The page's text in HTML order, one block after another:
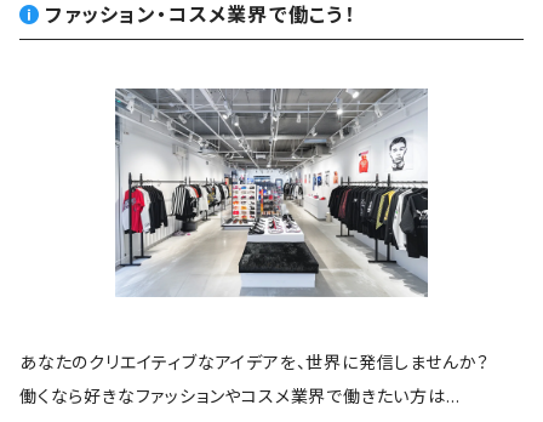
ファッション・コスメ業界で働こう！
あなたのクリエイティブなアイデアを、世界に発信しませんか？
働くなら好きなファッションやコスメ業界で働きたい方は…